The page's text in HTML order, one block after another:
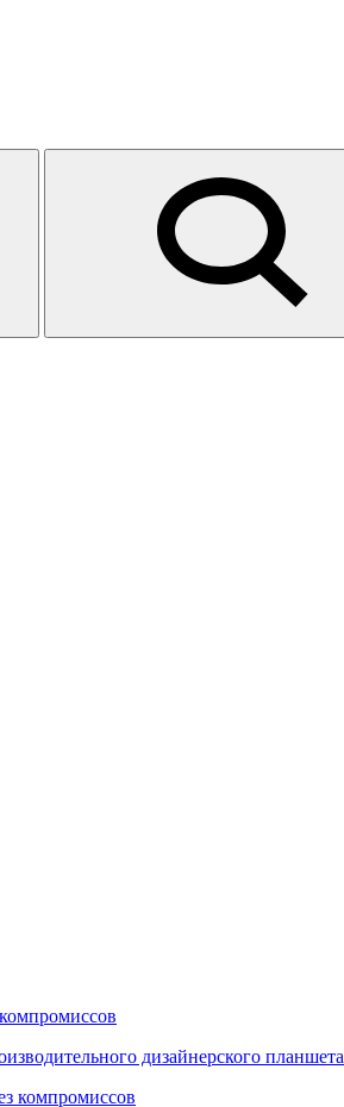
дизайнерского планшета